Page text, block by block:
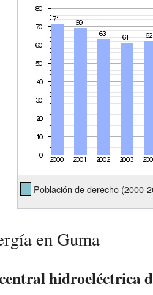
Población de derecho (2000-
en Guma
hidroeléctrica